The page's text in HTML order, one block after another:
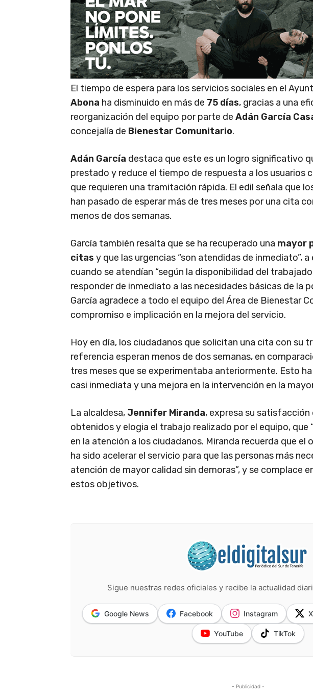
El tiempo de espera para los servicios sociales en el
Abona ha disminuido en más de 75 días, gracias a una
reorganización del equipo por parte de Adán García
concejalía de Bienestar Comunitario.
Adán García destaca que este es un logro significativo
prestado y reduce el tiempo de respuesta a los usuarios
que requieren una tramitación rápida. El edil señala que
han pasado de esperar más de tres meses por una cita
menos de dos semanas.
García también resalta que se ha recuperado una mayor
citas y que las urgencias “son atendidas de inmediato”,
cuando se atendían “según la disponibilidad del
responder de inmediato a las necesidades básicas de la
García agradece a todo el equipo del Área de Bienestar
compromiso e implicación en la mejora del servicio.
Hoy en día, los ciudadanos que solicitan una cita con su
referencia esperan menos de dos semanas, en
tres meses que se experimentaba anteriormente. Esto
casi inmediata y una mejora en la intervención en la
La alcaldesa, Jennifer Miranda, expresa su
obtenidos y elogia el trabajo realizado por el equipo, que
en la atención a los ciudadanos. Miranda recuerda que el
ha sido acelerar el servicio para que las personas más
atención de mayor calidad sin demoras”, y se complace
estos objetivos.
Sigue nuestras redes oficiales y recibe la actualidad
Google News Facebook Instagram
YouTube TikTok
- Publicidad -